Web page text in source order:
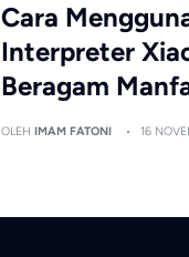
Cara
Interpreter
Beragam
OLEH IMAM FATONI 16